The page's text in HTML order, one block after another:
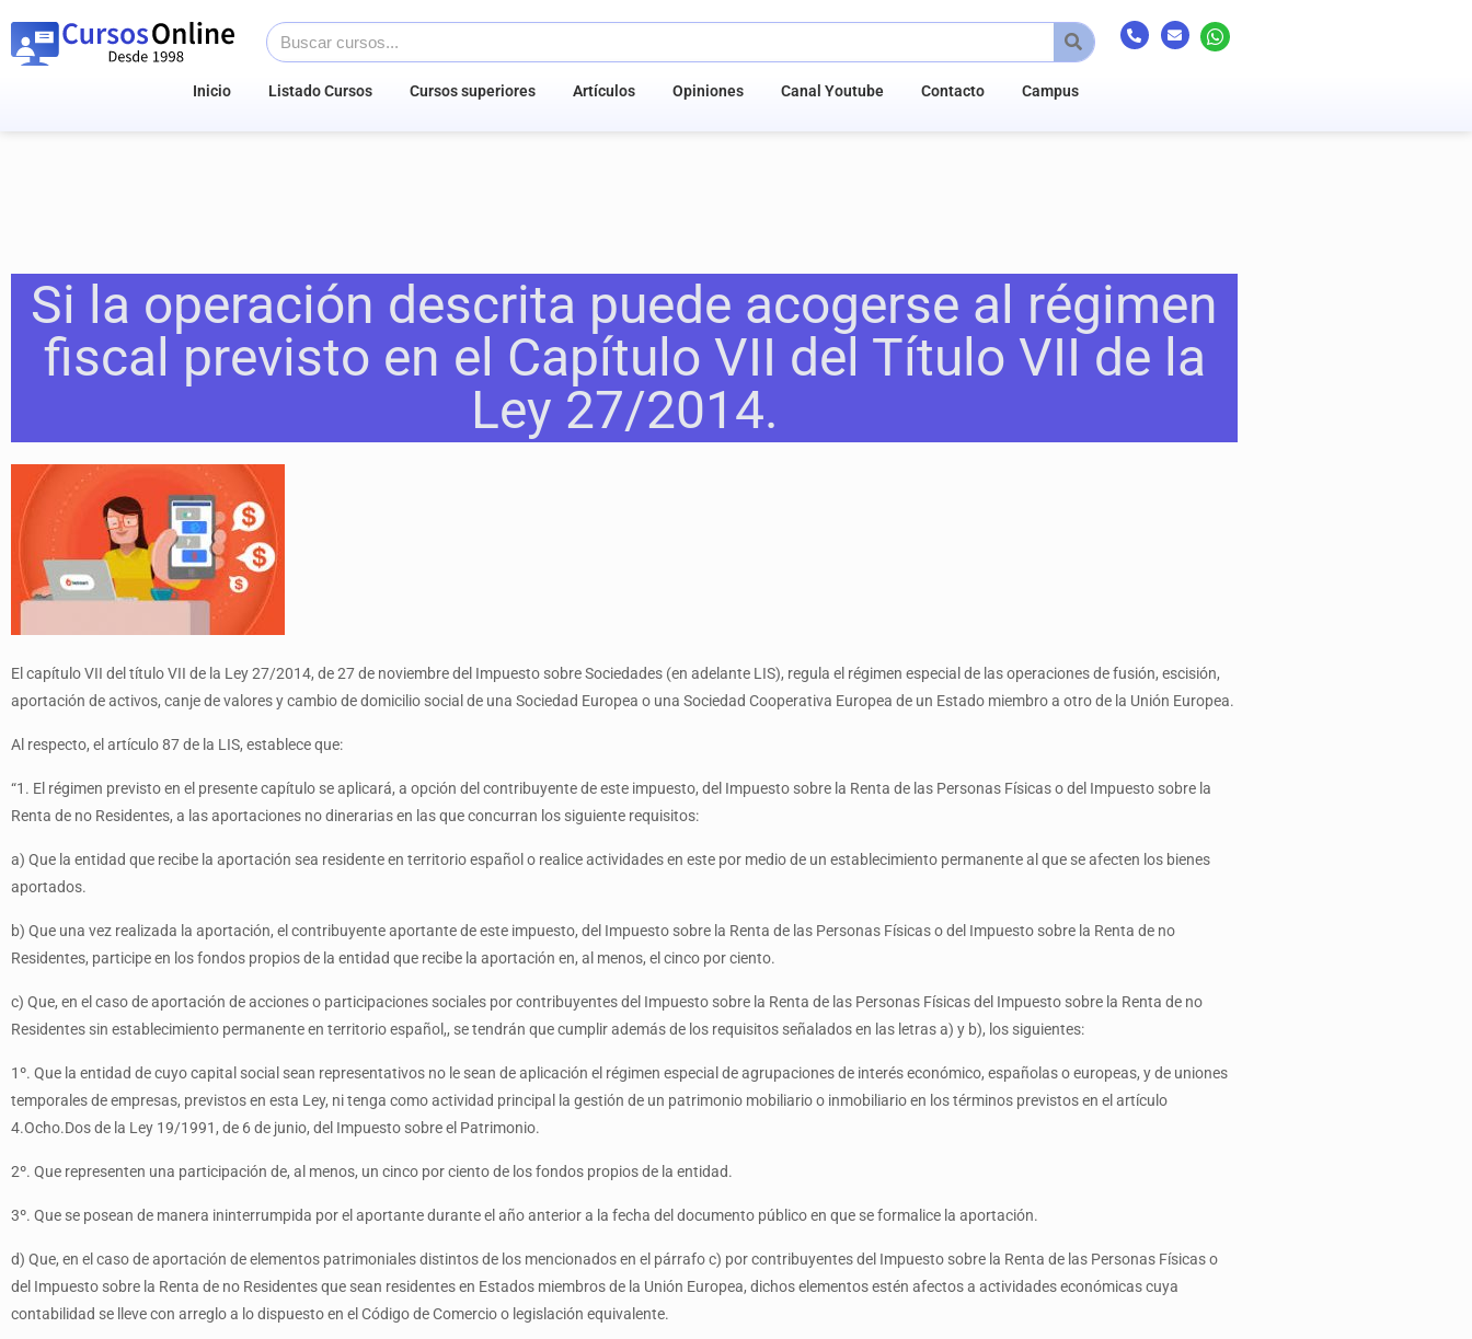
Inicio Listado Cursos Cursos superiores Artículos Opiniones Canal Youtube Contacto Campus
Si la operación descrita puede acogerse al régimen
fiscal previsto en el Capítulo VII del Título VII de la
Ley 27/2014.
El capítulo VII del título VII de la Ley 27/2014, de 27 de noviembre del Impuesto sobre Sociedades (en adelante LIS), regula el régimen especial de las operaciones de fusión, escisión,
aportación de activos, canje de valores y cambio de domicilio social de una Sociedad Europea o una Sociedad Cooperativa Europea de un Estado miembro a otro de la Unión Europea.
Al respecto, el artículo 87 de la LIS, establece que:
“1. El régimen previsto en el presente capítulo se aplicará, a opción del contribuyente de este impuesto, del Impuesto sobre la Renta de las Personas Físicas o del Impuesto sobre la
Renta de no Residentes, a las aportaciones no dinerarias en las que concurran los siguiente requisitos:
a) Que la entidad que recibe la aportación sea residente en territorio español o realice actividades en este por medio de un establecimiento permanente al que se afecten los bienes
aportados.
b) Que una vez realizada la aportación, el contribuyente aportante de este impuesto, del Impuesto sobre la Renta de las Personas Físicas o del Impuesto sobre la Renta de no
Residentes, participe en los fondos propios de la entidad que recibe la aportación en, al menos, el cinco por ciento.
c) Que, en el caso de aportación de acciones o participaciones sociales por contribuyentes del Impuesto sobre la Renta de las Personas Físicas del Impuesto sobre la Renta de no
Residentes sin establecimiento permanente en territorio español,, se tendrán que cumplir además de los requisitos señalados en las letras a) y b), los siguientes:
1º. Que la entidad de cuyo capital social sean representativos no le sean de aplicación el régimen especial de agrupaciones de interés económico, españolas o europeas, y de uniones
temporales de empresas, previstos en esta Ley, ni tenga como actividad principal la gestión de un patrimonio mobiliario o inmobiliario en los términos previstos en el artículo
4.Ocho.Dos de la Ley 19/1991, de 6 de junio, del Impuesto sobre el Patrimonio.
2º. Que representen una participación de, al menos, un cinco por ciento de los fondos propios de la entidad.
3º. Que se posean de manera ininterrumpida por el aportante durante el año anterior a la fecha del documento público en que se formalice la aportación.
d) Que, en el caso de aportación de elementos patrimoniales distintos de los mencionados en el párrafo c) por contribuyentes del Impuesto sobre la Renta de las Personas Físicas o
del Impuesto sobre la Renta de no Residentes que sean residentes en Estados miembros de la Unión Europea, dichos elementos estén afectos a actividades económicas cuya
contabilidad se lleve con arreglo a lo dispuesto en el Código de Comercio o legislación equivalente.